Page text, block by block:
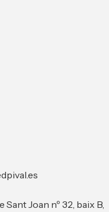
Sant Joan nº 32, baix B,